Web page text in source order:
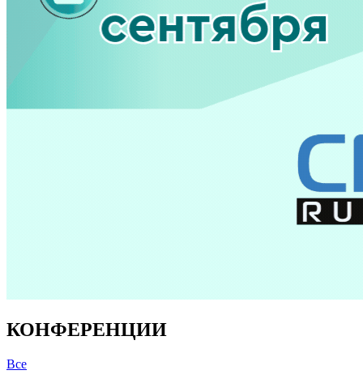
КОНФЕРЕНЦИИ
Все